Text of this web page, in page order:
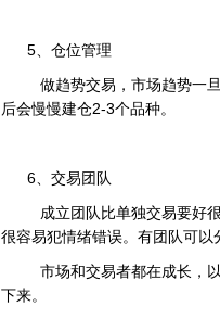
5、仓位管理
做趋势交易，市场趋势一
后会慢慢建仓2-3个品种。
6、交易团队
成立团队比单独交易要好
很容易犯情绪错误。有团队可
市场和交易者都在成长，
下来。